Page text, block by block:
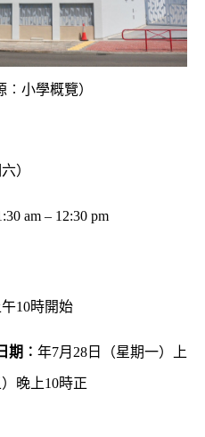
︰小學概覽）
）
am – 12:30 pm
10時開始
期︰ 年7月28日（星期一）上
晚上10時正